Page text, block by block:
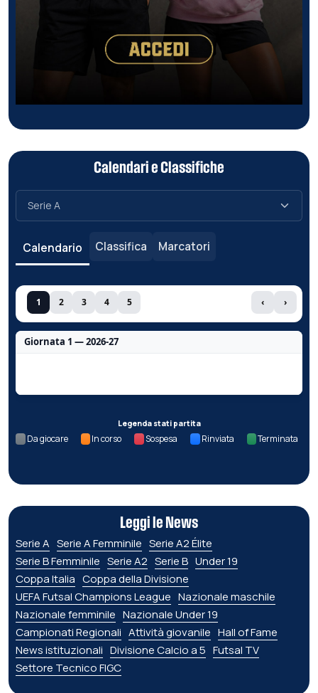
Calendari e Classifiche
Calendario Classifica Marcatori
1 2 3 4 5 ‹ ›
Giornata 1 — 2026-27
Legenda stati partita
Da giocare In corso Sospesa Rinviata Terminata
Leggi le News
Serie A Serie A Femminile Serie A2 Élite
Serie B Femminile Serie A2 Serie B Under 19
Coppa Italia Coppa della Divisione
UEFA Futsal Champions League Nazionale maschile
Nazionale femminile Nazionale Under 19
Campionati Regionali Attività giovanile Hall of Fame
News istituzionali Divisione Calcio a 5 Futsal TV
Settore Tecnico FIGC